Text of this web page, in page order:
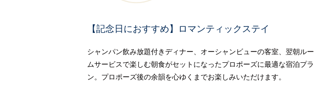
【記念日におすすめ】ロマンティックステイ
シャンパン飲み放題付きディナー、オーシャンビューの客室、翌朝ルー
ムサービスで楽しむ朝食がセットになったプロポーズに最適な宿泊プラ
ン。プロポーズ後の余韻を心ゆくまでお楽しみいただけます。